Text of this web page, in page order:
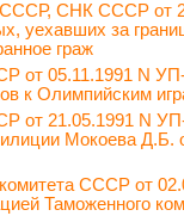
СССР, СНК СССР от
уехавших за
граж
от 05.11.1991 N
к Олимпийским
от 21.05.1991 N
Мокоева Д.Б.
СССР от
Таможенного